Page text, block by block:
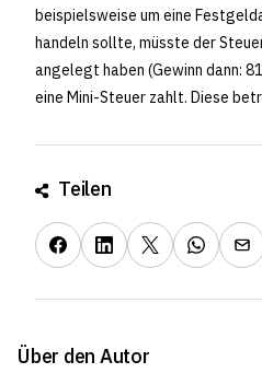
beispielsweise um eine
handeln sollte, müsste der
angelegt haben (Gewinn dann:
eine Mini-Steuer zahlt. Diese
Teilen
Über den Autor